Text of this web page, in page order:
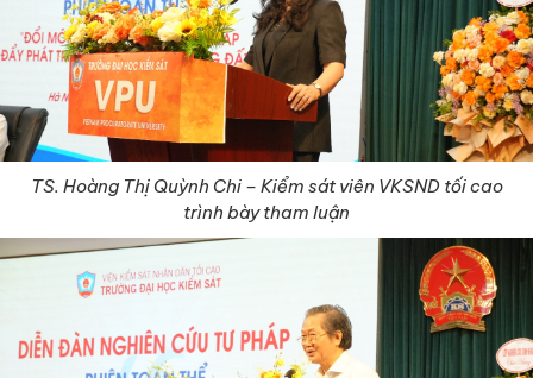
TS. Hoàng Thị Quỳnh Chi – Kiểm sát viên VKSND tối cao
trình bày tham luận